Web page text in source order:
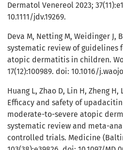
Dermatol Venereol 2023;
10.1111/jdv.19269.
Deva M, Netting M, Weidinger J,
systematic review of guidelines
atopic dermatitis in children.
17(12):100989. doi: 10.1016/
Huang L, Zhao D, Lin H, Zheng H,
Efficacy and safety of
moderate-to-severe atopic
systematic review and meta-
controlled trials. Medicine